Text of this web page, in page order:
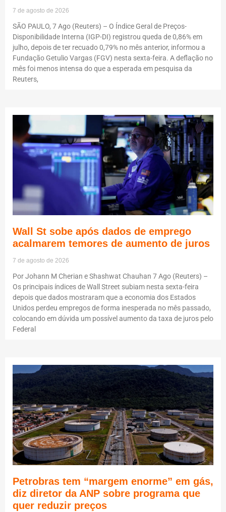
7 de agosto de 2026
SÃO PAULO, 7 Ago (Reuters) – O Índice Geral de Preços-
Disponibilidade Interna (IGP-DI) registrou queda de 0,86% em
julho, depois de ter recuado 0,79% no mês anterior, informou a
Fundação Getulio Vargas (FGV) nesta sexta-feira. A deflação no
mês foi menos intensa do que a esperada em pesquisa da
Reuters,
Wall St sobe após dados de emprego
acalmarem temores de aumento de juros
7 de agosto de 2026
Por Johann M Cherian e Shashwat Chauhan 7 Ago (Reuters) –
Os principais índices de Wall Street subiam nesta sexta-feira
depois que dados mostraram que a economia dos Estados
Unidos perdeu empregos de forma inesperada no mês passado,
colocando em dúvida um possível aumento da taxa de juros pelo
Federal
Petrobras tem “margem enorme” em gás,
diz diretor da ANP sobre programa que
quer reduzir preços